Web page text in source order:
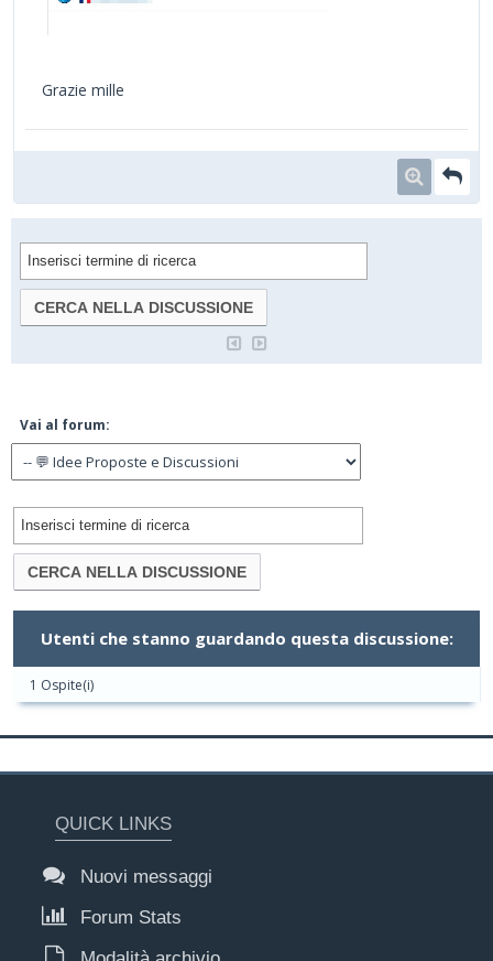
Grazie mille
Vai al forum:
Utenti che stanno guardando questa discussione:
1 Ospite(i)
QUICK LINKS
Nuovi messaggi
Forum Stats